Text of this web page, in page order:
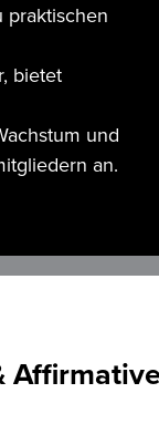
praktischen
bietet
und
an.